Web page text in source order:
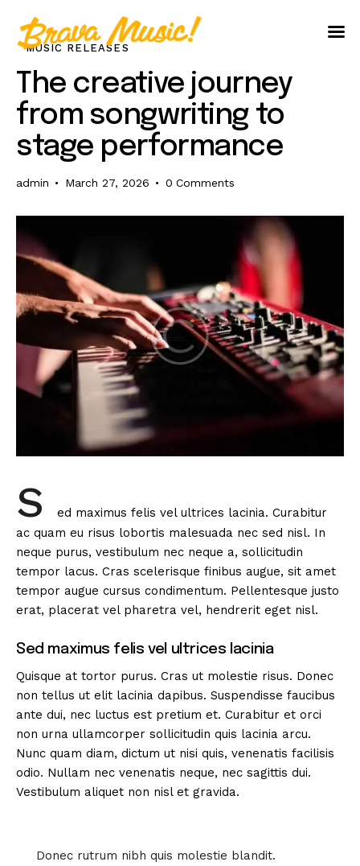
Home
About Us
Aureo Baqueiro
MUSIC RELEASES
The creative journey
from songwriting to
stage performance
admin March 27, 2026 0 Comments
S
ed maximus felis vel ultrices lacinia. Curabitur
ac quam eu risus lobortis malesuada nec sed nisl. In
neque purus, vestibulum nec neque a, sollicitudin
tempor lacus. Cras scelerisque finibus augue, sit amet
tempor augue cursus condimentum. Pellentesque justo
erat, placerat vel pharetra vel, hendrerit eget nisl.
Sed maximus felis vel ultrices lacinia
Quisque at tortor purus. Cras ut molestie risus. Donec
non tellus ut elit lacinia dapibus. Suspendisse faucibus
ante dui, nec luctus est pretium et. Curabitur et orci
non urna ullamcorper sollicitudin quis lacinia arcu.
Nunc quam diam, dictum ut nisi quis, venenatis facilisis
odio. Nullam nec venenatis neque, nec sagittis dui.
Vestibulum aliquet non nisl et gravida.
Donec rutrum nibh quis molestie blandit.